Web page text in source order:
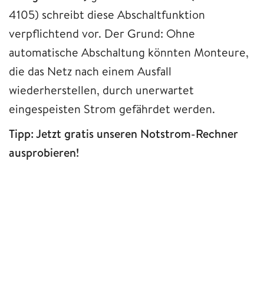
4105) schreibt diese Abschaltfunktion
verpflichtend vor. Der Grund: Ohne
automatische Abschaltung könnten Monteure,
die das Netz nach einem Ausfall
wiederherstellen, durch unerwartet
eingespeisten Strom gefährdet werden.
Tipp: Jetzt gratis unseren Notstrom-Rechner
ausprobieren!